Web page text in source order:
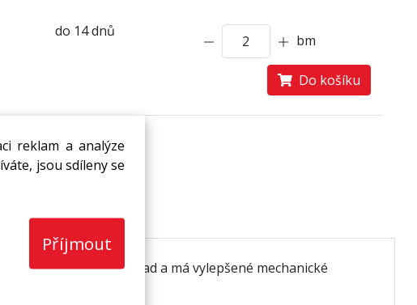
reklam a analýze
jsou sdíleny se
Příjmout
do 14 dnů
bm
Do košíku
odráží teplo i chlad a má vylepšené mechanické